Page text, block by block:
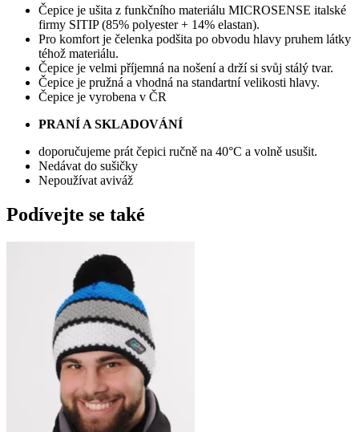
Čepice je ušita z funkčního materiálu MICROSENSE italské
firmy SITIP (85% polyester + 14% elastan).
Pro komfort je čelenka podšita po obvodu hlavy pruhem látky
téhož materiálu.
Čepice je velmi příjemná na nošení a drží si svůj stálý tvar.
Čepice je pružná a vhodná na standartní velikosti hlavy.
Čepice je vyrobena v ČR
PRANÍ A SKLADOVÁNÍ
doporučujeme prát čepici ručně na 40°C a volně usušit.
Nedávat do sušičky
Nepoužívat aviváž
Podívejte se také